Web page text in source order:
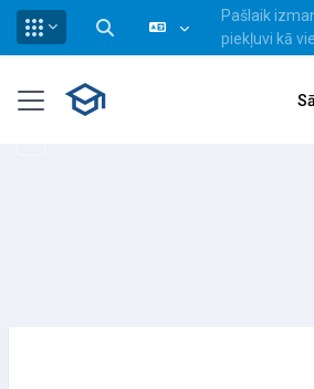
Pārslēgt meklēšanas
Pašlaik
piekļuvi kā
Sānu panelis